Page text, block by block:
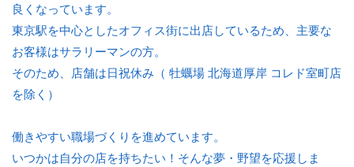
良くなっています。
東京駅を中心としたオフィス街に出店しているため、主要な
お客様はサラリーマンの方。
そのため、店舗は日祝休み（ 牡蠣場 北海道厚岸 コレド室町店
を除く）
働きやすい職場づくりを進めています。
いつかは自分の店を持ちたい！そんな夢・野望を応援しま